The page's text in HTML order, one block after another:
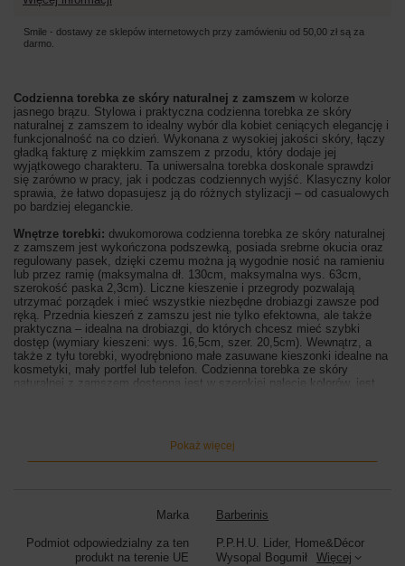
Smile - dostawy ze sklepów internetowych przy zamówieniu od 50,00 zł są za
darmo.
Codzienna torebka ze skóry naturalnej z zamszem w kolorze
jasnego brązu. Stylowa i praktyczna codzienna torebka ze skóry
naturalnej z zamszem to idealny wybór dla kobiet ceniących elegancję i
funkcjonalność na co dzień. Wykonana z wysokiej jakości skóry, łączy
gładką fakturę z miękkim zamszem z przodu, który dodaje jej
wyjątkowego charakteru. Ta uniwersalna torebka doskonale sprawdzi
się zarówno w pracy, jak i podczas codziennych wyjść. Klasyczny kolor
sprawia, że łatwo dopasujesz ją do różnych stylizacji – od casualowych
po bardziej eleganckie.
Wnętrze torebki: dwukomorowa codzienna torebka ze skóry naturalnej
z zamszem jest wykończona podszewką, posiada srebrne okucia oraz
regulowany pasek, dzięki czemu można ją wygodnie nosić na ramieniu
lub przez ramię (maksymalna dł. 130cm, maksymalna wys. 63cm,
szerokość paska 2,3cm). Liczne kieszenie i przegrody pozwalają
utrzymać porządek i mieć wszystkie niezbędne drobiazgi zawsze pod
ręką. Przednia kieszeń z zamszu jest nie tylko efektowna, ale także
praktyczna – idealna na drobiazgi, do których chcesz mieć szybki
dostęp (wymiary kieszeni: wys. 16,5cm, szer. 20,5cm). Wewnątrz, a
także z tyłu torebki, wyodrębniono małe zasuwane kieszonki idealne na
kosmetyki, mały portfel lub telefon. Codzienna torebka ze skóry
naturalnej z zamszem dostępna jest w szerokiej palecie kolorów, jest
Kolor torebki:brązowy jasny
Pokaż więcej
Marka Barberinis
Podmiot odpowiedzialny za ten
produkt na terenie UE
P.P.H.U. Lider, Home&Décor
Wysopal Bogumił
Więcej